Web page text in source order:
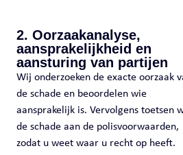
2. Oorzaakanalyse,
aansprakelijkheid en
aansturing van partijen
Wij onderzoeken de exacte oorzaak
de schade en beoordelen wie
aansprakelijk is. Vervolgens toetsen
de schade aan de polisvoorwaarden,
zodat u weet waar u recht op heeft.